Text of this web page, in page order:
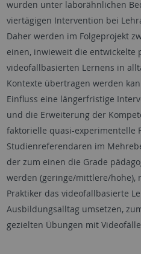
wurden unter laborähnlichen
viertägigen Intervention bei
Daher werden im Folgeprojekt
einen, inwieweit die entwickelte
videofallbasierten Lernens in
Kontexte übertragen werden
Einfluss eine längerfristige
und die Erweiterung der
faktorielle quasi-experimentelle
Studienreferendaren im
der zum einen die Grade
werden (geringe/mittlere/hohe),
Praktiker das videofallbasierte
Ausbildungsalltag umsetzen,
gezielten Übungen mit